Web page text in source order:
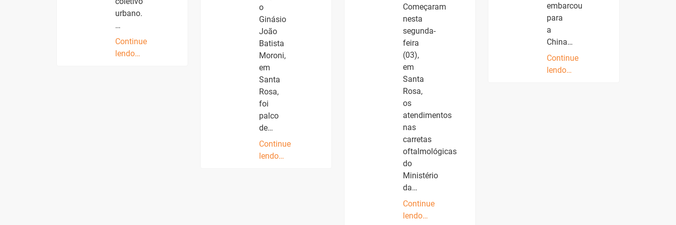
urbano.
…
Continue
lendo…
o
Ginásio
João
Batista
Moroni,
em
Santa
Rosa,
foi
palco
de…
Continue
lendo…
Começaram
nesta
segunda-
feira
(03),
em
Santa
Rosa,
os
atendimentos
nas
carretas
oftalmológicas
do
Ministério
da…
Continue
lendo…
embarcou
para
a
China…
Continue
lendo…